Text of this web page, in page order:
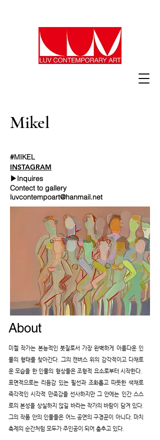
Mikel
#MIKEL
INSTAGRAM
▶Inquires
Contect to gallery
luvcontempoart@hanmail.net
About
미켈 작가는 본능적인 붓질로서 가장 완벽하게 아름다운 인
물의 형태를 찾아간다. 그의 캔버스 위의 감각적이고 다채로
운 모습을 한 인물의 형상들은 조형적 요소로부터 시작한다.
표면적으로는 리듬감 있는 필선과 조화롭고 따뜻한 색채로
즉각적인 시각적 만족감을 선사하지만 그 안에는 인간 스스
로의 본성을 상실하지 않길 바라는 작가의 바람이 담겨 있다.
그의 작품 안의 인물들은 어느 공연의 구경꾼이 아니다. 마치
축제의 순간처럼 모두가 주인공이 되어 춤추고 있다.